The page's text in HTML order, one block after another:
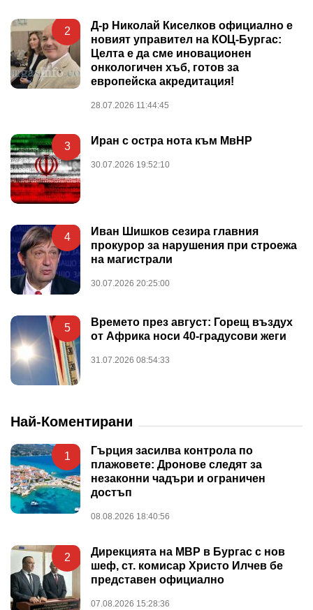
2
Д-р Николай Киселков официално е
новият управител на КОЦ-Бургас:
Целта е да сме иновационен
онкологичен хъб, готов за
европейска акредитация!
28.07.2026 11:44:45
3 Иран с остра нота към МвНР
30.07.2026 19:52:10
4
Иван Шишков сезира главния
прокурор за нарушения при строежа
на магистрали
30.07.2026 20:25:00
5
Времето през август: Горещ въздух
от Африка носи 40-градусови жеги
31.07.2026 08:54:33
Най-Коментирани
1
Гърция засилва контрола по
плажовете: Дронове следят за
незаконни чадъри и ограничен
достъп
08.08.2026 18:40:56
2
Дирекцията на МВР в Бургас с нов
шеф, ст. комисар Христо Илчев бе
представен официално
07.08.2026 15:28:36